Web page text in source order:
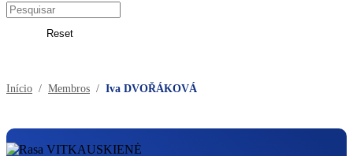
Search
in
Reset
Início Membros Iva DVOŘÁKOVÁ